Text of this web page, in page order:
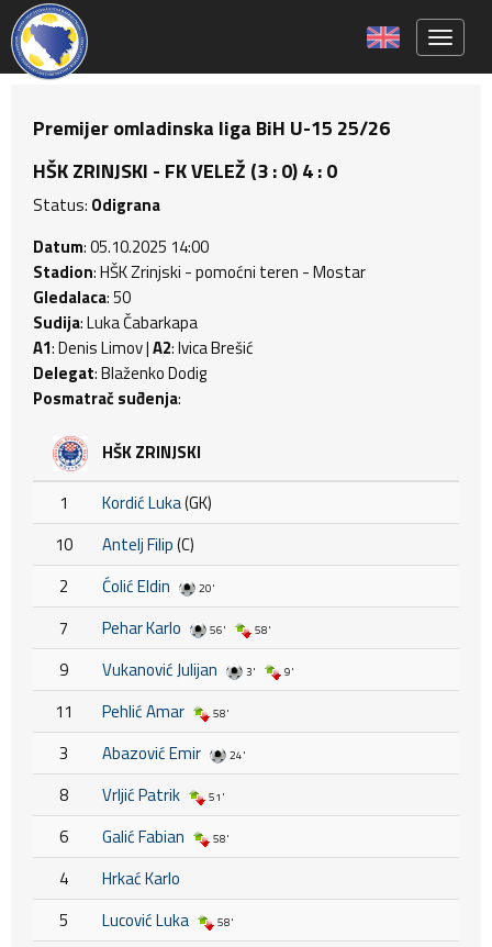
Premijer omladinska liga BiH U-15 25/26
HŠK ZRINJSKI - FK VELEŽ (3 : 0) 4 : 0
Status: Odigrana
Datum: 05.10.2025 14:00
Stadion: HŠK Zrinjski - pomoćni teren - Mostar
Gledalaca: 50
Sudija: Luka Čabarkapa
A1: Denis Limov |A2: Ivica Brešić
Delegat: Blaženko Dodig
Posmatrač suđenja:
HŠK ZRINJSKI
1 Kordić Luka(GK)
10
Antelj Filip(C)
2
Ćolić Eldin 20'
7 Pehar Karlo 56' 58'
9 Vukanović Julijan 3' 9'
11 Pehlić Amar 58'
3 Abazović Emir 24'
8 Vrljić Patrik 51'
6 Galić Fabian 58'
4
Hrkać Karlo
5
Lucović Luka 58'